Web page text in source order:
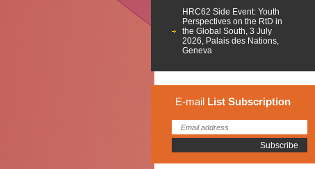
HRC62 Side Event: Youth
Perspectives on the RtD in
the Global South, 3 July
2026, Palais des Nations,
Geneva
E-mail List Subscription